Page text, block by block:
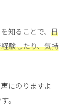
知ることで、 日
経験したり、気持
にのりますよ
。